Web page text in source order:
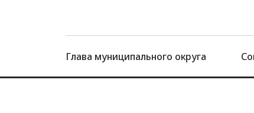
Глава муниципального округа